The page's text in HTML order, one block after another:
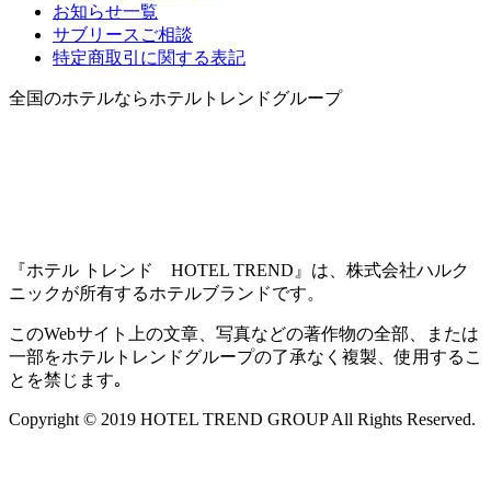
お知らせ一覧
サブリースご相談
特定商取引に関する表記
全国のホテルならホテルトレンドグループ
『ホテル トレンド HOTEL TREND』は、株式会社ハルク
ニックが所有するホテルブランドです。
このWebサイト上の文章、写真などの著作物の全部、または
一部をホテルトレンドグループの了承なく複製、使用するこ
とを禁じます｡
Copyright © 2019 HOTEL TREND GROUP All Rights Reserved.